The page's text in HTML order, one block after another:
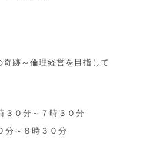
跡～倫理経営を目指して
３０分～７時３０分
～８時３０分